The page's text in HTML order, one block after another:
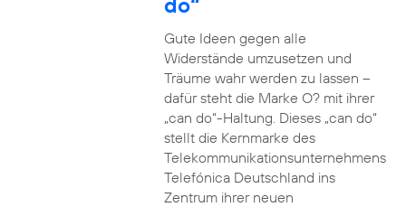
Gute Ideen gegen alle
Widerstände umzusetzen und
Träume wahr werden zu lassen –
dafür steht die Marke O? mit ihrer
„can do“-Haltung. Dieses „can do“
stellt die Kernmarke des
Telekommunikationsunternehmens
Telefónica Deutschland ins
Zentrum ihrer neuen